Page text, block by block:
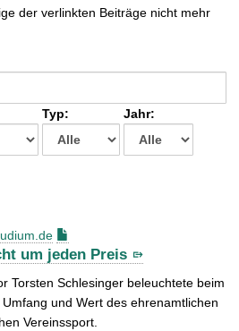
der verlinkten Beiträge nicht mehr
Typ: Jahr:
um jeden Preis
Torsten Schlesinger beleuchtete beim
und Wert des ehrenamtlichen
Vereinssport.